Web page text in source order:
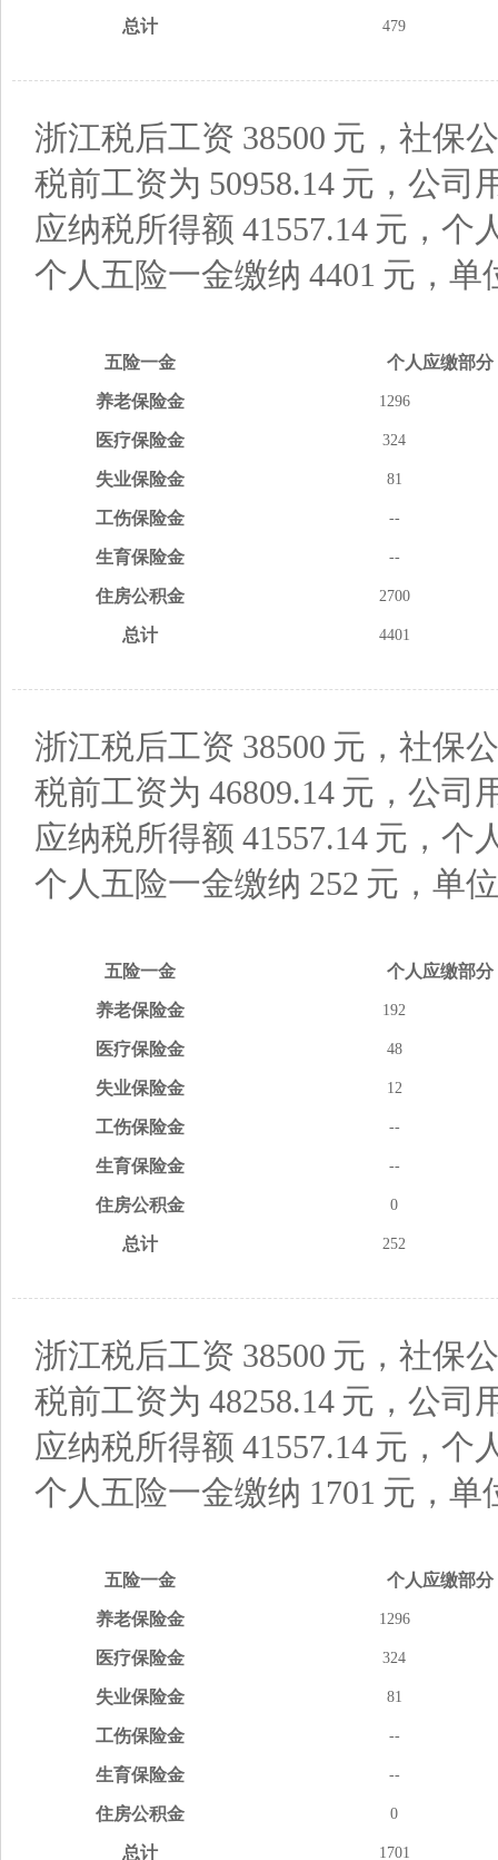
总计 479
浙江税后工资 38500 元，社保
税前工资为 50958.14元，公司
应纳税所得额 41557.14元，个
个人五险一金缴纳 4401 元，单
五险一金 个人应缴部分
养老保险金 1296
医疗保险金 324
失业保险金 81
工伤保险金 --
生育保险金 --
住房公积金 2700
总计 4401
浙江税后工资 38500 元，社保
税前工资为 46809.14元，公司
应纳税所得额 41557.14元，个
个人五险一金缴纳 252 元，单
五险一金 个人应缴部分
养老保险金 192
医疗保险金 48
失业保险金 12
工伤保险金 --
生育保险金 --
住房公积金 0
总计 252
浙江税后工资 38500 元，社保
税前工资为 48258.14元，公司
应纳税所得额 41557.14元，个
个人五险一金缴纳 1701 元，单
五险一金 个人应缴部分
养老保险金 1296
医疗保险金 324
失业保险金 81
工伤保险金 --
生育保险金 --
住房公积金 0
总计 1701